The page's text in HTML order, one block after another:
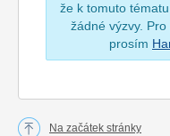
že k tomuto
žádné výzvy.
prosím
Na začátek stránky